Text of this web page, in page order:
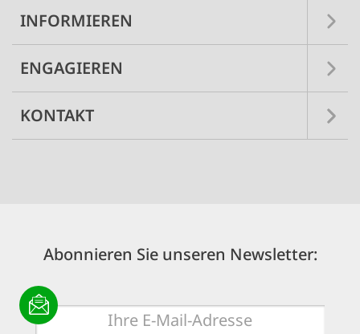
INFORMIEREN
ENGAGIEREN
KONTAKT
Abonnieren Sie unseren Newsletter:
E-
Mail